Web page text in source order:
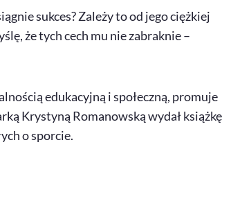
sukces? Zależy to od jego ciężkiej
że tych cech mu nie zabraknie –
edukacyjną i społeczną, promuje
Krystyną Romanowską wydał książkę
o sporcie.